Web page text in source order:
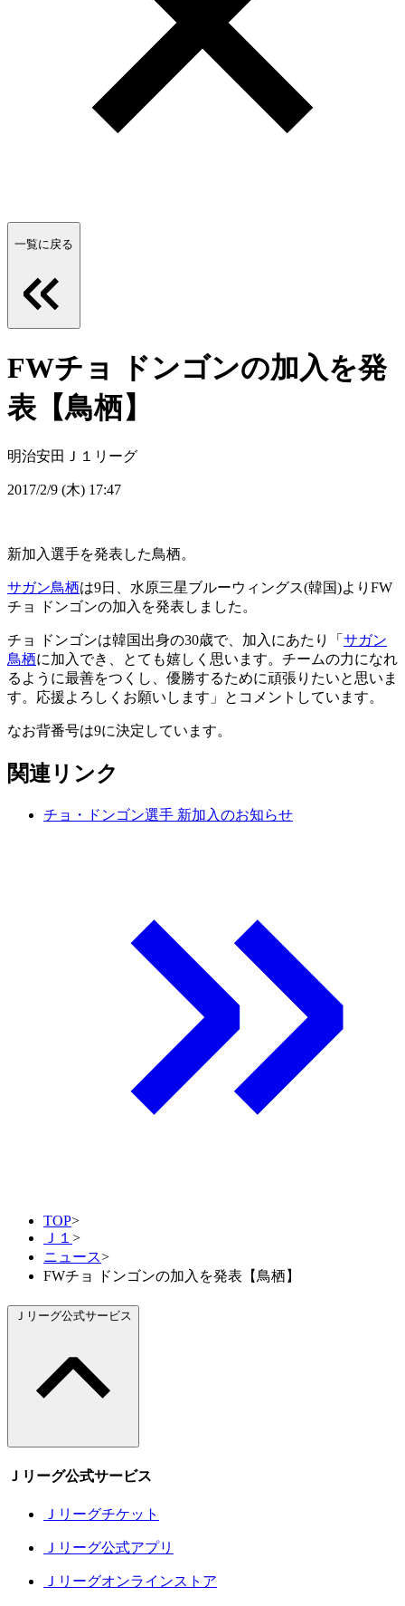
一覧に戻る
FWチョ ドンゴンの加入を発
表【鳥栖】
明治安田Ｊ１リーグ
2017/2/9 (木) 17:47
新加入選手を発表した鳥栖。
サガン鳥栖は9日、水原三星ブルーウィングス(韓国)よりFW
チョ ドンゴンの加入を発表しました。
チョ ドンゴンは韓国出身の30歳で、加入にあたり「 サガン
鳥栖に加入でき、とても嬉しく思います。チームの力になれ
るように最善をつくし、優勝するために頑張りたいと思いま
す。応援よろしくお願いします」とコメントしています。
なお背番号は9に決定しています。
関連リンク
チョ・ドンゴン選手 新加入のお知らせ
TOP>
Ｊ１ >
ニュース>
FWチョ ドンゴンの加入を発表【鳥栖】
Ｊリーグ公式サービス
Ｊリーグ公式サービス
Ｊリーグチケット
Ｊリーグ公式アプリ
Ｊリーグオンラインストア